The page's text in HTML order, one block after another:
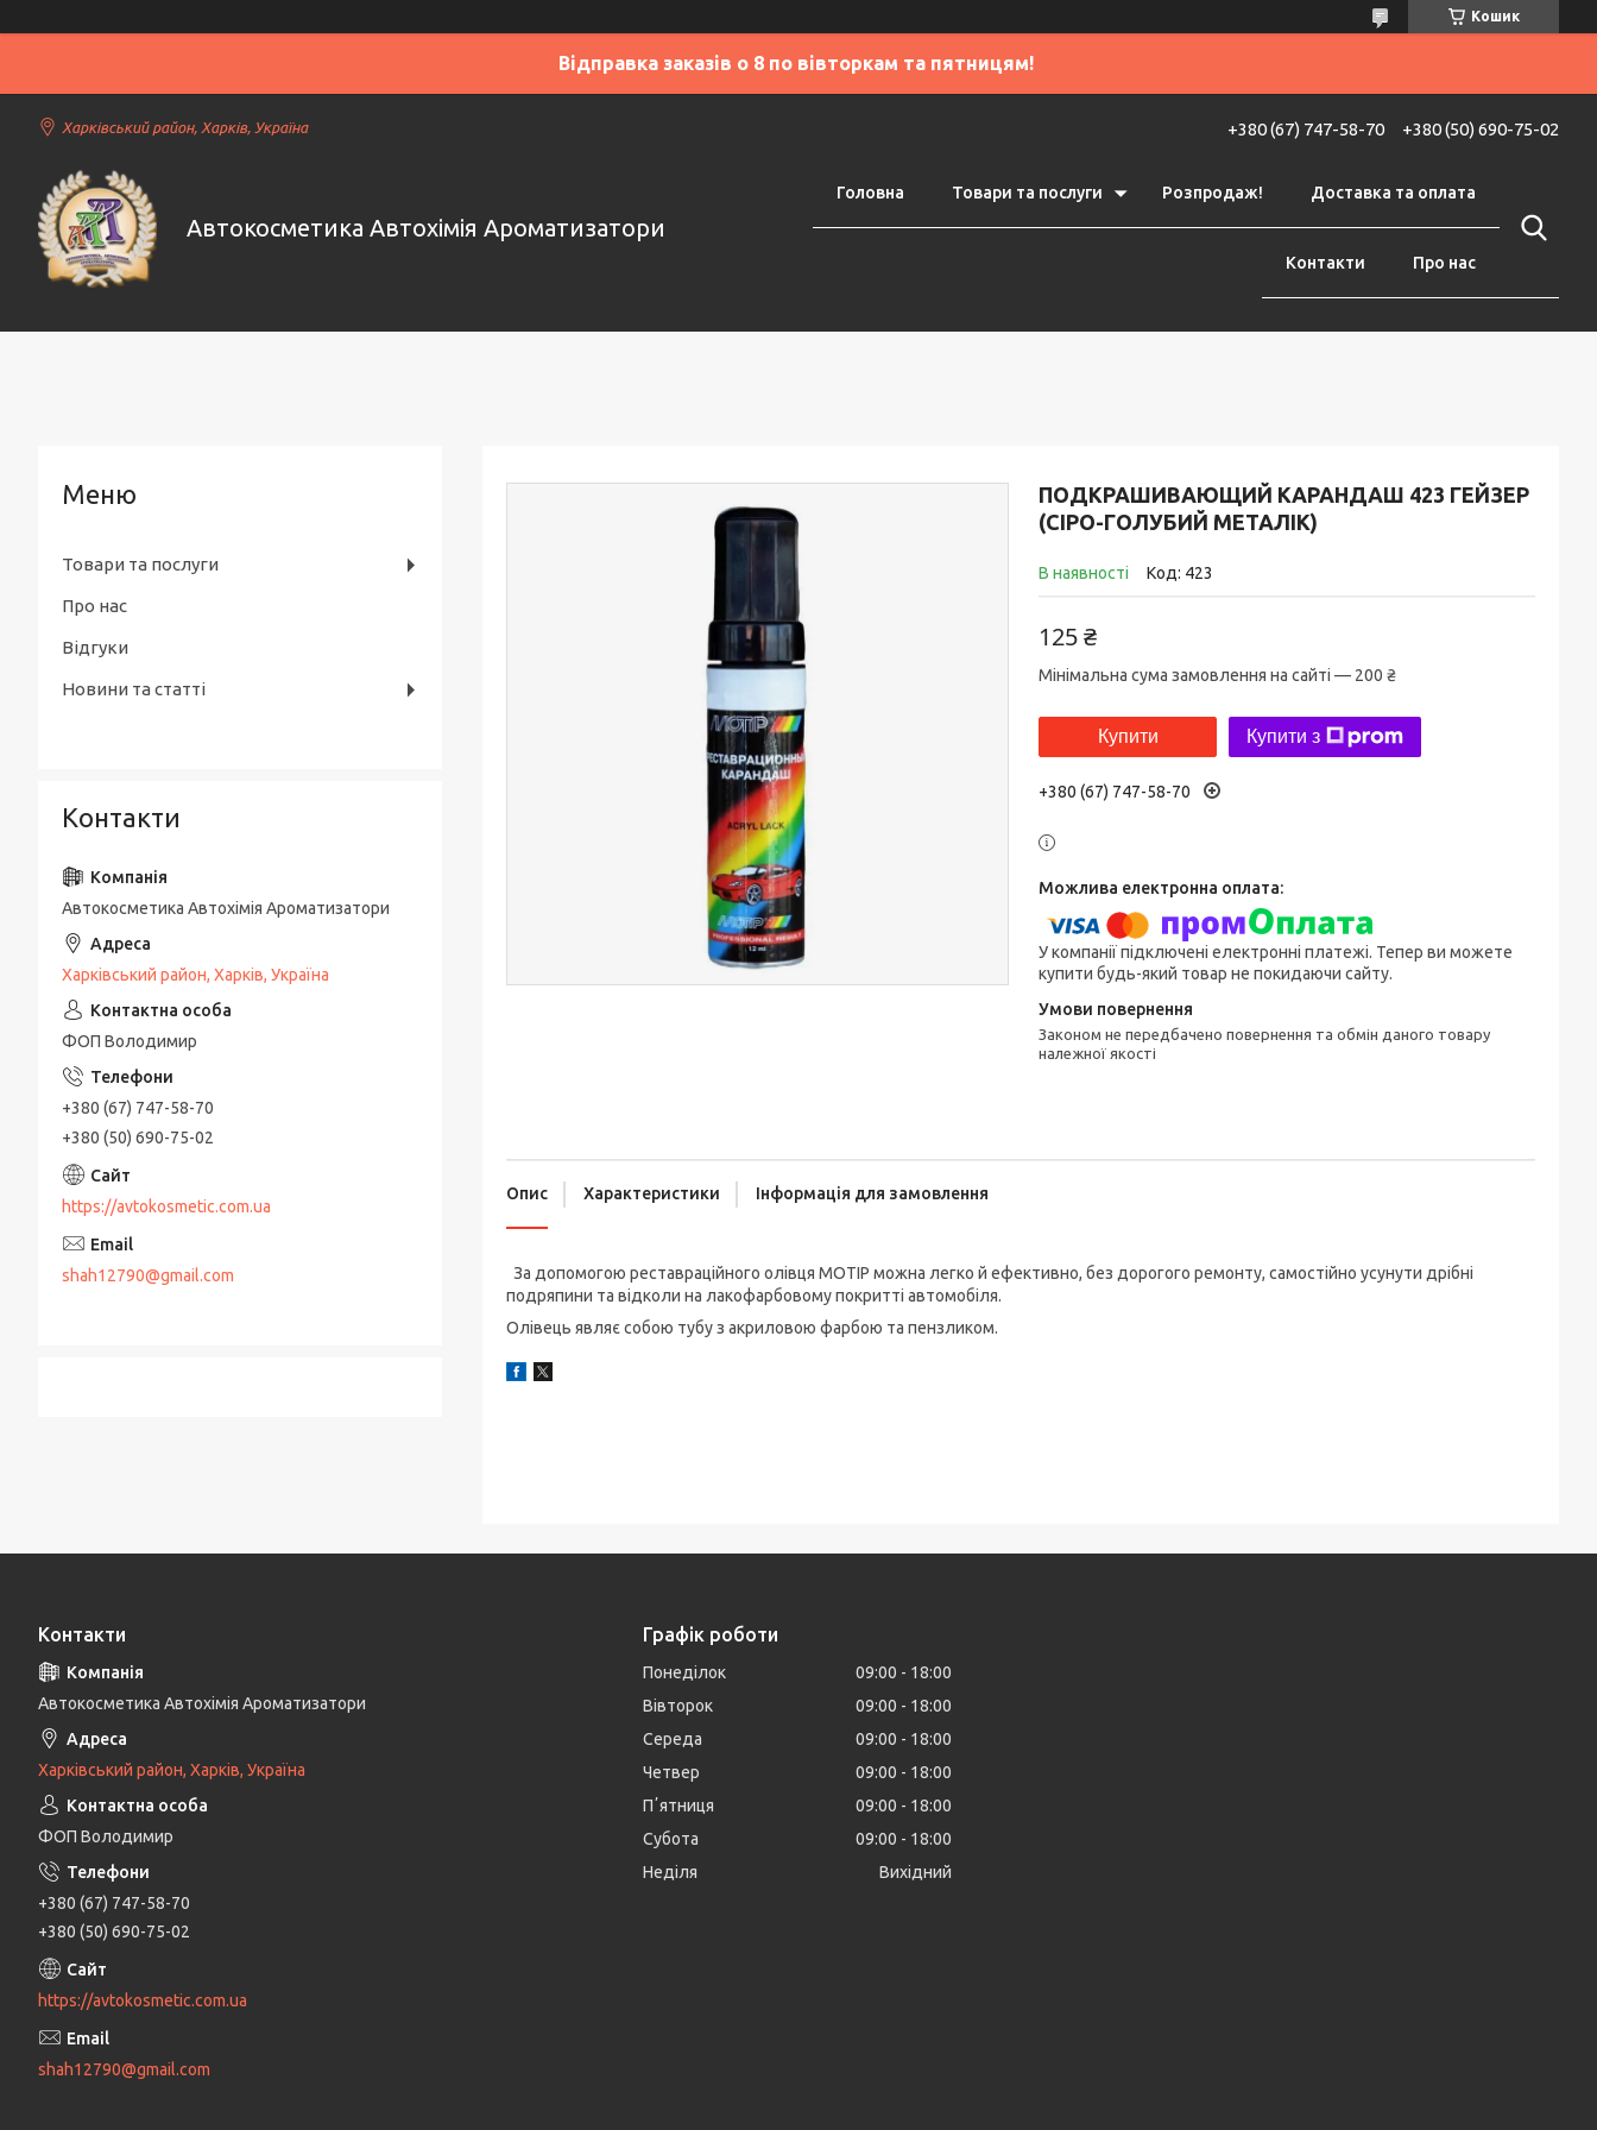
Кошик
Відправка заказів о 8 по вівторкам та пятницям!
Харківський район, Харків, Україна +380 (67) 747-58-70 +380 (50) 690-75-02
Автокосметика Автохімія Ароматизатори
Головна Товари та послуги Розпродаж! Доставка та оплата
Контакти Про нас
ПОДКРАШИВАЮЩИЙ КАРАНДАШ 423 ГЕЙЗЕР
(СІРО-ГОЛУБИЙ МЕТАЛІК)
В наявності Код: 423
125 ₴
Мінімальна сума замовлення на сайті — 200 ₴
Купити Купити з
+380 (67) 747-58-70
У компанії підключені електронні платежі. Тепер ви можете
купити будь-який товар не покидаючи сайту.
Законом не передбачено повернення та обмін даного товару
належної якості
Опис Характеристики Інформація для замовлення
За допомогою реставраційного олівця MOTIP можна легко й ефективно, без дорогого ремонту, самостійно усунути дрібні
подряпини та відколи на лакофарбовому покритті автомобіля.
Олівець являє собою тубу з акриловою фарбою та пензликом.
Товари та послуги
Про нас
Відгуки
Новини та статті
Контакти
Автокосметика Автохімія Ароматизатори
Харківський район, Харків, Україна
ФОП Володимир
+380 (67) 747-58-70
+380 (50) 690-75-02
https://avtokosmetic.com.ua
shah12790@gmail.com
Контакти
Автокосметика Автохімія Ароматизатори
Харківський район, Харків, Україна
ФОП Володимир
+380 (67) 747-58-70
+380 (50) 690-75-02
https://avtokosmetic.com.ua
shah12790@gmail.com
Графік роботи
Понеділок 09:00
18:00
Вівторок
09:00
18:00
Середа
09:00
18:00
Четвер
09:00
18:00
Пʼятниця
09:00
18:00
Субота
09:00
18:00
Неділя
Вихідний